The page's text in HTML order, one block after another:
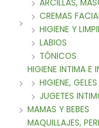
ARCILLAS,
CREMAS
HIGIENE Y
LABIOS
TÓNICOS
HIGIENE INTIMA E
HIGIENE,
JUGETES
MAMAS Y BEBES
MAQUILLAJES,